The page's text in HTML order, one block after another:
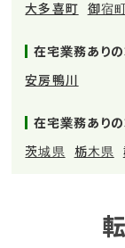
大多喜町
御宿
在宅業務あり
安房鴨川
在宅業務あり
茨城県
栃木県